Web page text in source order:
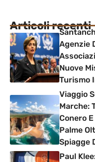
Articoli recenti
Agenzie
Nuove
Turismo
Viaggio
Marche:
Conero
Palme
Spiagge
Paul